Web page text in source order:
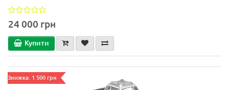
24 000 грн
Купити
Знижка: 1 500 грн